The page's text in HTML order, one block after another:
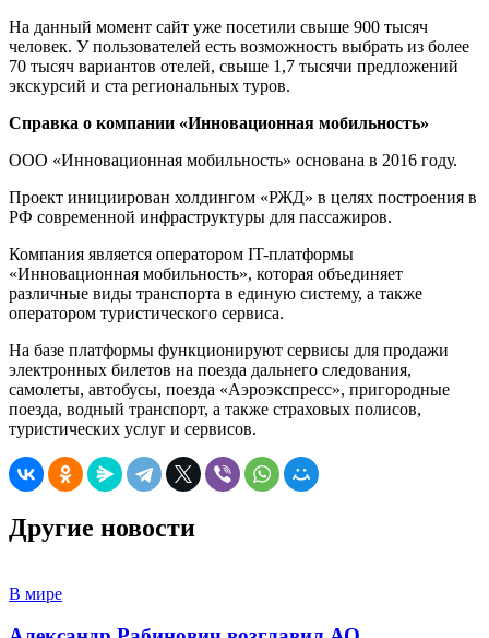
На данный момент сайт уже посетили свыше 900 тысяч
человек. У пользователей есть возможность выбрать из более
70 тысяч вариантов отелей, свыше 1,7 тысячи предложений
экскурсий и ста региональных туров.
Справка о компании «Инновационная мобильность»
ООО «Инновационная мобильность» основана в 2016 году.
Проект инициирован холдингом «РЖД» в целях построения в
РФ современной инфраструктуры для пассажиров.
Компания является оператором IT-платформы
«Инновационная мобильность», которая объединяет
различные виды транспорта в единую систему, а также
оператором туристического сервиса.
На базе платформы функционируют сервисы для продажи
электронных билетов на поезда дальнего следования,
самолеты, автобусы, поезда «Аэроэкспресс», пригородные
поезда, водный транспорт, а также страховых полисов,
туристических услуг и сервисов.
Другие новости
В мире